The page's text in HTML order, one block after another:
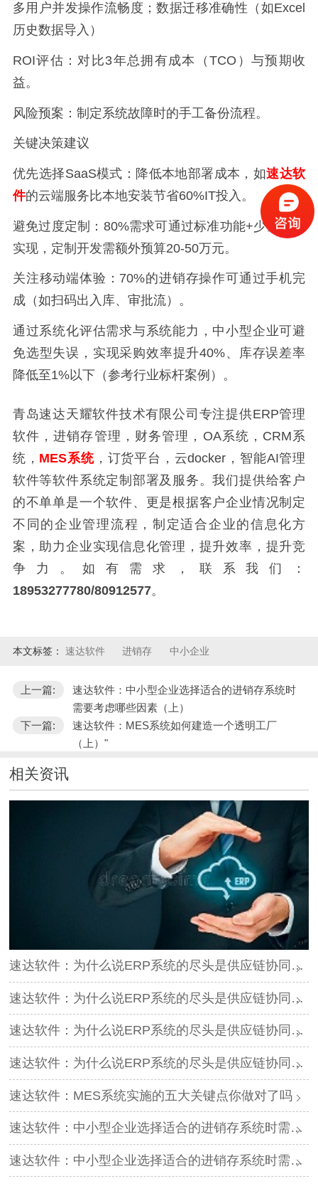
多用户并发操作流畅度；数据迁移准确性（如Excel
历史数据导入）
ROI评估：对比3年总拥有成本（TCO）与预期收
益。
风险预案：制定系统故障时的手工备份流程。
关键决策建议
优先选择SaaS模式：降低本地部署成本，如速达软
件的云端服务比本地安装节省60%IT投入。
避免过度定制：80%需求可通过标准功能+少量配置
实现，定制开发需额外预算20-50万元。
关注移动端体验：70%的进销存操作可通过手机完
成（如扫码出入库、审批流）。
通过系统化评估需求与系统能力，中小型企业可避
免选型失误，实现采购效率提升40%、库存误差率
降低至1%以下（参考行业标杆案例）。
青岛速达天耀软件技术有限公司专注提供ERP管理
软件，进销存管理，财务管理， OA系统， CRM系
统， MES系统，订货平台，云docker ，智能AI管理
软件等软件系统定制部署及服务。我们提供给客户
的不单单是一个软件、更是根据客户企业情况制定
不同的企业管理流程，制定适合企业的信息化方
案，助力企业实现信息化管理，提升效率，提升竞
争力。如有需求，联系我们：
18953277780/80912577。
本文标签： 速达软件 进销存 中小企业
上一篇:
速达软件：中小型企业选择适合的进销存系统时
需要考虑哪些因素（上）
下一篇:
速达软件：MES系统如何建造一个透明工厂
（上）"
相关资讯
速达软件：为什么说ERP系统的尽头是供应链协同（1）
速达软件：为什么说ERP系统的尽头是供应链协同（2）
速达软件：为什么说ERP系统的尽头是供应链协同（3）
速达软件：为什么说ERP系统的尽头是供应链协同（4）
速达软件：MES系统实施的五大关键点你做对了吗
速达软件：中小型企业选择适合的进销存系统时需要考虑哪些因素（上）
速达软件：中小型企业选择适合的进销存系统时需要考虑哪些因素（下）